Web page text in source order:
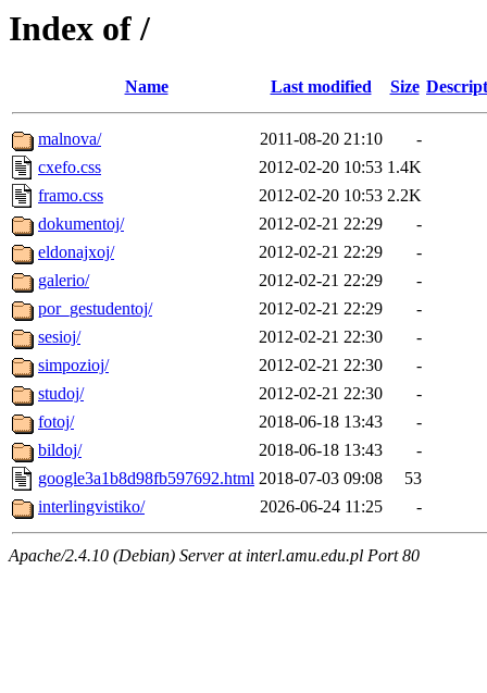
Index of /
Name Last modified Size
malnova/ 2011-08-20 21:10
-
cxefo.css
2012-02-20 10:53 1.4K
framo.css
2012-02-20 10:53 2.2K
dokumentoj/
2012-02-21 22:29
-
eldonajxoj/
2012-02-21 22:29
-
galerio/
2012-02-21 22:29
-
por_gestudentoj/
2012-02-21 22:29
-
sesioj/
2012-02-21 22:30
-
simpozioj/
2012-02-21 22:30
-
studoj/
2012-02-21 22:30
-
fotoj/
2018-06-18 13:43
-
bildoj/
2018-06-18 13:43
-
google3a1b8d98fb597692.html 2018-07-03 09:08
53
interlingvistiko/
2026-06-24 11:25 -
Apache/2.4.10 (Debian) Server at interl.amu.edu.pl Port 80